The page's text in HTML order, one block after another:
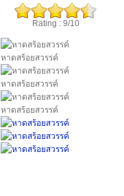
Rating : 9/10
หาดสร้อยสวรรค์
หาดสร้อยสวรรค์
หาดสร้อยสวรรค์